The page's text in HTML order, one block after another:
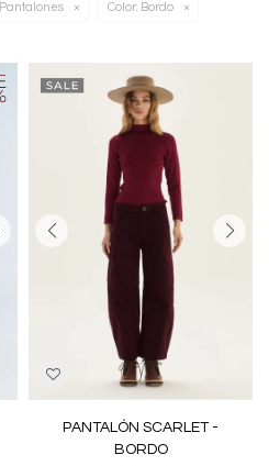
Pantalones Color: Bordo
PANTALÓN SCARLET -
BORDO